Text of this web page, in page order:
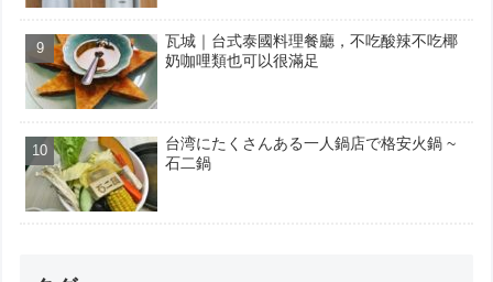
瓦城｜台式泰國料理餐廳，不吃酸辣不吃椰
奶咖哩類也可以很滿足
台湾にたくさんある一人鍋店で格安火鍋 ~
石二鍋